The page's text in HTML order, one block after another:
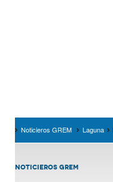
Noticieros GREM Laguna
NOTICIEROS GREM